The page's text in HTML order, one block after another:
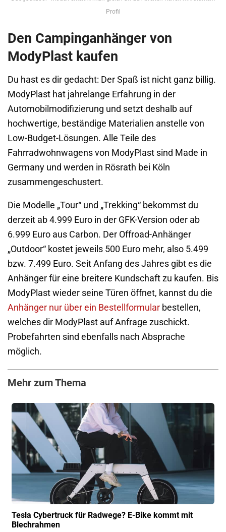
Profil
Den Campinganhänger von
ModyPlast kaufen
Du hast es dir gedacht: Der Spaß ist nicht ganz billig.
ModyPlast hat jahrelange Erfahrung in der
Automobilmodifizierung und setzt deshalb auf
hochwertige, beständige Materialien anstelle von
Low-Budget-Lösungen. Alle Teile des
Fahrradwohnwagens von ModyPlast sind Made in
Germany und werden in Rösrath bei Köln
zusammengeschustert.
Die Modelle „Tour“ und „Trekking“ bekommst du
derzeit ab 4.999 Euro in der GFK-Version oder ab
6.999 Euro aus Carbon. Der Offroad-Anhänger
„Outdoor“ kostet jeweils 500 Euro mehr, also 5.499
bzw. 7.499 Euro. Seit Anfang des Jahres gibt es die
Anhänger für eine breitere Kundschaft zu kaufen. Bis
ModyPlast wieder seine Türen öffnet, kannst du die
Anhänger nur über ein Bestellformular bestellen,
welches dir ModyPlast auf Anfrage zuschickt.
Probefahrten sind ebenfalls nach Absprache
möglich.
Mehr zum Thema
Tesla Cybertruck für Radwege? E-Bike kommt mit
Blechrahmen